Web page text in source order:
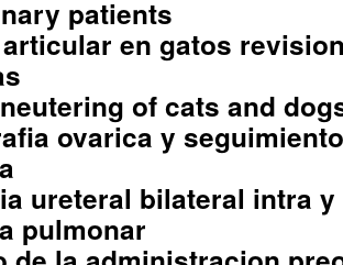
patients
en gatos
of cats and
ovarica y
ureteral bilateral intra
pulmonar